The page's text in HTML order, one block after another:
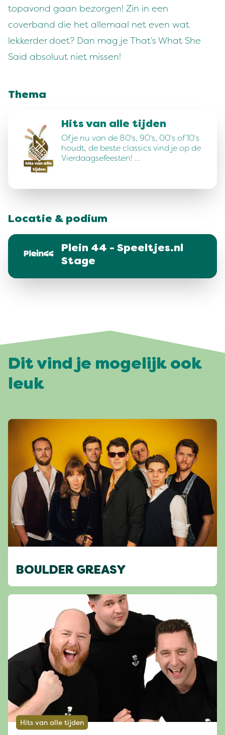
topavond gaan bezorgen! Zin in een
coverband die het allemaal net even wat
lekkerder doet? Dan mag je That’s What She
Said absoluut niet missen!
Thema
Hits van alle tijden
Of je nu van de 80's, 90's, 00's of 10's
houdt, de beste classics vind je op de
Vierdaagsefeesten! …
Locatie & podium
Plein 44 - Speeltjes.nl
Stage
Dit vind je mogelijk ook
leuk
BOULDER GREASY
Hits van alle tijden